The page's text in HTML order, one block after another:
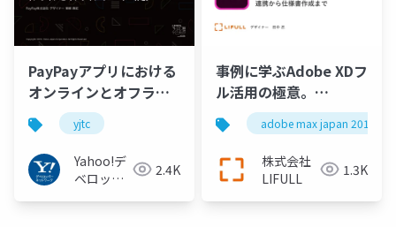
PayPayアプリにおける
オンラインとオフライ
ンのユーザー体験 /
YJTC19 in Shibuya B-5
#yjtc
yjtc
Yahoo!デ
ベロッパ
2.4K
事例に学ぶAdobe XDフ
ル活用の極意。
Photoshop /
Illustratorとの 連携か
ら仕様書作成まで
adobe max japan 2017
株式会社
LIFULL
1.3K